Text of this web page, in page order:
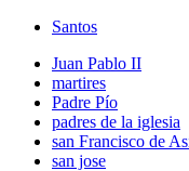
Santos
Juan Pablo II
martires
Padre Pío
padres de la iglesia
san Francisco de
san jose